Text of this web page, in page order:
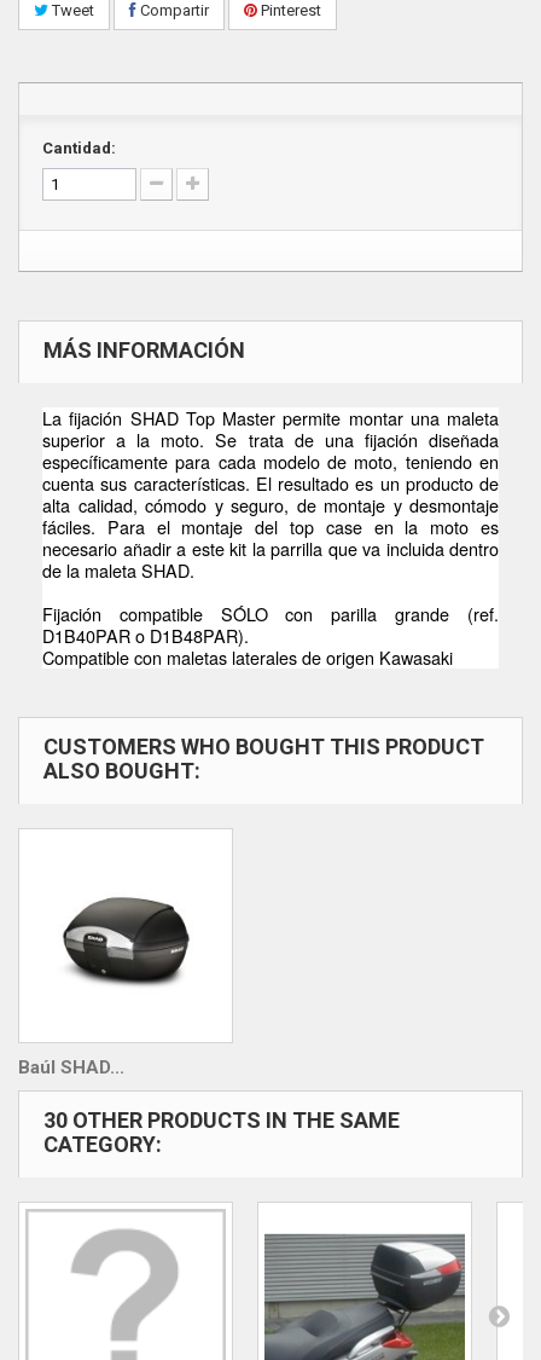
Tweet Compartir Pinterest
Cantidad:
MÁS INFORMACIÓN
La fijación SHAD Top Master permite montar una maleta
superior a la moto. Se trata de una fijación diseñada
específicamente para cada modelo de moto, teniendo en
cuenta sus características. El resultado es un producto de
alta calidad, cómodo y seguro, de montaje y desmontaje
fáciles. Para el montaje del top case en la moto es
necesario añadir a este kit la parrilla que va incluida dentro
de la maleta SHAD.
Fijación compatible SÓLO con parilla grande (ref.
D1B40PAR o D1B48PAR).
Compatible con maletas laterales de origen Kawasaki
CUSTOMERS WHO BOUGHT THIS PRODUCT
ALSO BOUGHT:
Baúl SHAD...
30 OTHER PRODUCTS IN THE SAME
CATEGORY: